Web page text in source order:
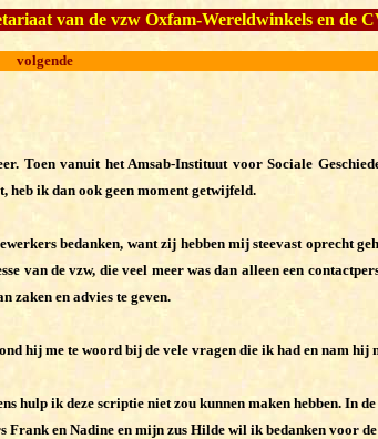
van de vzw Oxfam-Wereldwinkels en de
volgende
Toen vanuit het Amsab-Instituut voor Sociale
ik dan ook geen moment getwijfeld.
bedanken, want zij hebben mij steevast oprecht
van de vzw, die veel meer was dan alleen een
zaken en advies te geven.
hij me te woord bij de vele vragen die ik had en nam hij
hulp ik deze scriptie niet zou kunnen maken hebben.
en Nadine en mijn zus Hilde wil ik bedanken voor